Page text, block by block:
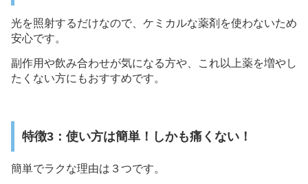
光を照射するだけなので、ケミカルな薬剤を使わないため
安心です。
副作用や飲み合わせが気になる方や、これ以上薬を増やし
たくない方にもおすすめです。
特徴3：使い方は簡単！しかも痛くない！
簡単でラクな理由は３つです。